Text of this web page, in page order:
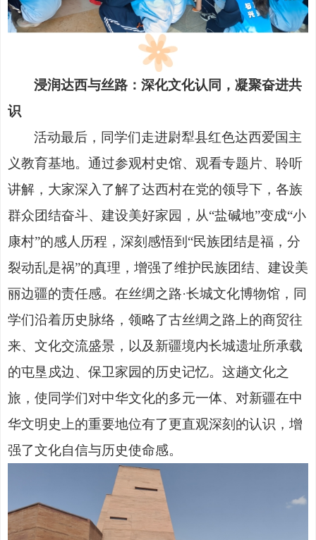
浸润达西与丝路：深化文化认同，凝聚奋进共
识
活动最后，同学们走进尉犁县红色达西爱国主
义教育基地。通过参观村史馆、观看专题片、聆听
讲解，大家深入了解了达西村在党的领导下，各族
群众团结奋斗、建设美好家园，从“盐碱地”变成“小
康村”的感人历程，深刻感悟到“民族团结是福，分
裂动乱是祸”的真理，增强了维护民族团结、建设美
丽边疆的责任感。在丝绸之路·长城文化博物馆，同
学们沿着历史脉络，领略了古丝绸之路上的商贸往
来、文化交流盛景，以及新疆境内长城遗址所承载
的屯垦戍边、保卫家园的历史记忆。这趟文化之
旅，使同学们对中华文化的多元一体、对新疆在中
华文明史上的重要地位有了更直观深刻的认识，增
强了文化自信与历史使命感。